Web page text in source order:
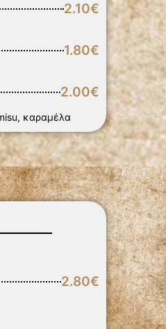
2.10€
1.80€
2.00€
καραμέλα
2.80€